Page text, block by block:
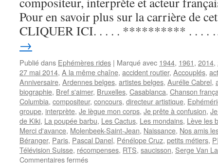
Pour en savoir plus sur la carrière de
CLIQUER ICI. . . . . ********** . . .
→
Publié dans Ephémères rides | Marqué avec 1944, 1961, 2014,
27 mai 2014, A la même chaîne, accident routier, Accouplés,
Anniversaire, Ardennes belges, artistes belges, Aurélie Cabrel,
biographie, Bref s'aimer, Bruxelles, Casablanca, Chanson
Columbia, compositeur, concours, directeur artistique,
groupe, interprète, Je lègue mon corps, Je prête à confusion,
de Kiki, La poupée barbu, Les Cactus, Les mondains, Lève les
Merci d'avance, Molenbeek-Saint-Jean, Naissance, Nos amis
Béranger, Paris, Pascal Danel, Pénélope Cruz, petits métiers,
Télévision Suisse, récompenses, RTS, saucisson, Serge Van
Commentaires ferméssur